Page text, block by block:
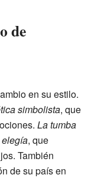
de
en su estilo.
simbolista, que
La tumba
elegía, que
También
de su país en